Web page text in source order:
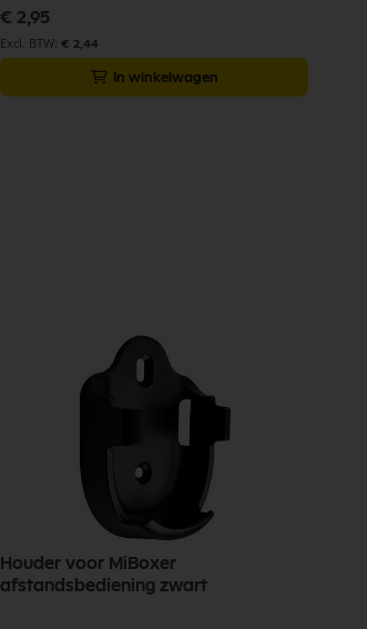
€ 2,95
€ 2,44
In winkelwagen
Houder voor MiBoxer
afstandsbediening zwart